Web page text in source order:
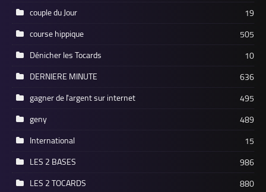
couple du Jour
19
course hippique
505
Dénicher les Tocards
10
DERNIERE MINUTE
636
gagner de l'argent sur internet
495
geny
489
International
15
LES 2 BASES
986
LES 2 TOCARDS
880